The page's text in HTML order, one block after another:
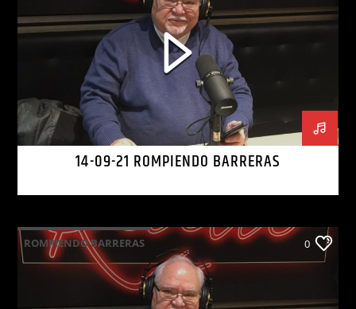
14-09-21 ROMPIENDO BARRERAS
ROMPIENDO BARRERAS 0